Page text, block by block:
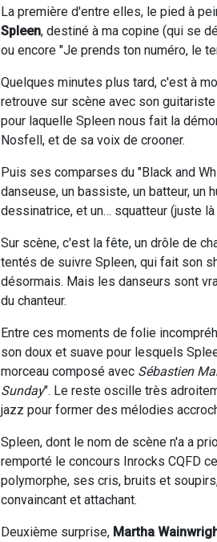
La première d'entre elles, le pied à
Spleen, destiné à ma copine (qui se
ou encore "Je prends ton numéro, le
Quelques minutes plus tard, c'est à
retrouve sur scène avec son
pour laquelle Spleen nous fait la
Nosfell, et de sa voix de crooner.
Puis ses comparses du "Black and
danseuse, un bassiste, un batteur, un
dessinatrice, et un… squatteur (juste
Sur scène, c'est la fête, un drôle de
tentés de suivre Spleen, qui fait son
désormais. Mais les danseurs sont
du chanteur.
Entre ces moments de folie
son doux et suave pour lesquels
morceau composé avec Sébastien
Sunday". Le reste oscille très
jazz pour former des mélodies
Spleen, dont le nom de scène n'a a
remporté le concours Inrocks CQFD
polymorphe, ses cris, bruits et
convaincant et attachant.
Deuxième surprise, Martha